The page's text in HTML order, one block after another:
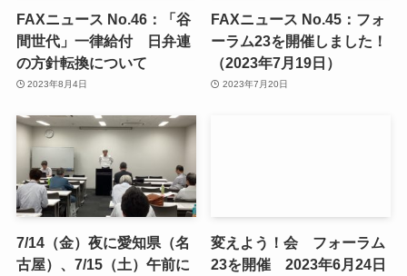
FAXニュース No.46：「谷
間世代」一律給付 日弁連
の方針転換について
2023年8月4日
FAXニュース No.45：フォ
ーラム23を開催しました！
（2023年7月19日）
2023年7月20日
7/14（金）夜に愛知県（名
古屋）、7/15（土）午前に
変えよう！会 フォーラム
23を開催 2023年6月24日